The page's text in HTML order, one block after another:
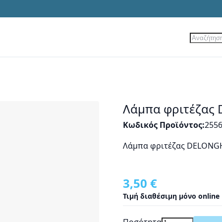
Λάμπα φριτέζας
Κωδικός Προϊόντος
Λάμπα φριτέζας
3,50 €
Τιμή διαθέσιμη μόνο online